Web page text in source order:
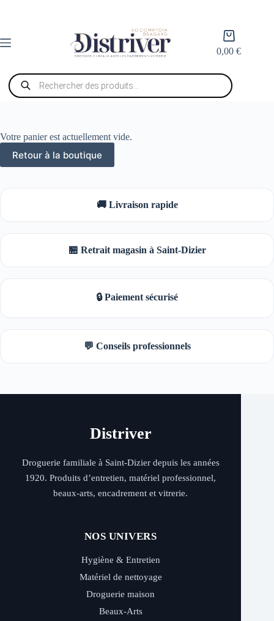
Panier
d’achat
0,00€
Recherche
de
produits
Votre panier est actuellement vide.
Retour à la boutique
🚚 Livraison rapide
🏪 Retrait magasin à Saint-Dizier
🔒 Paiement sécurisé
💬 Conseils professionnels
Distriver
Droguerie familiale à Saint-Dizier depuis les années
1920. Produits d’entretien, matériel professionnel,
beaux-arts, encadrement et vitrerie.
NOS UNIVERS
Hygiène & Entretien
Matériel de nettoyage
Droguerie maison
Beaux-Arts